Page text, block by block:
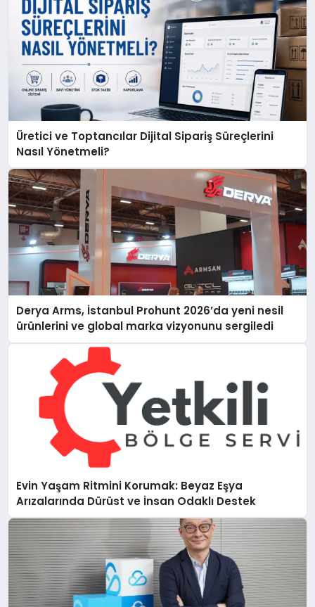
Üretici ve Toptancılar Dijital Sipariş Süreçlerini
Nasıl Yönetmeli?
Derya Arms, İstanbul Prohunt 2026’da yeni nesil
ürünlerini ve global marka vizyonunu sergiledi
Evin Yaşam Ritmini Korumak: Beyaz Eşya
Arızalarında Dürüst ve İnsan Odaklı Destek